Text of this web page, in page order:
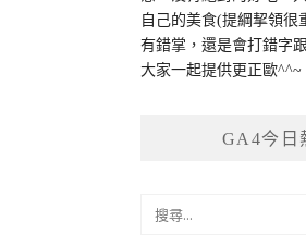
自己的美食(提綱挈領
有錯掌，還是會打錯字
大家一起提供更正歐^^~
GA4今日